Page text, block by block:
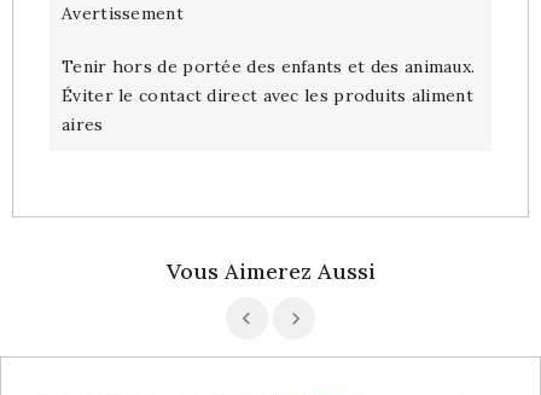
Avertissement
Tenir hors de portée des enfants et des animaux.
Éviter le contact direct avec les produits aliment
aires
Vous Aimerez Aussi